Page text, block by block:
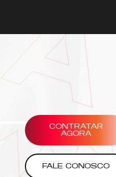
CONTRATAR
AGORA
FALE CONOSCO